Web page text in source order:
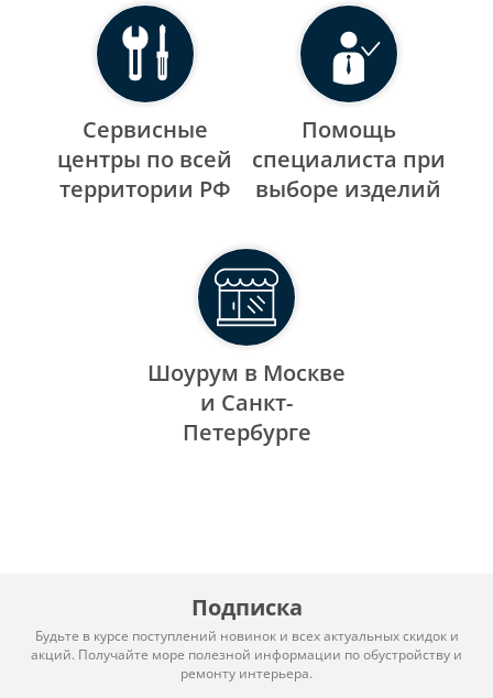
Сервисные
центры по всей
территории РФ
Помощь
специалиста при
выборе изделий
Шоурум в Москве
и Санкт-
Петербурге
Подписка
Будьте в курсе поступлений новинок и всех актуальных скидок и
акций. Получайте море полезной информации по обустройству и
ремонту интерьера.